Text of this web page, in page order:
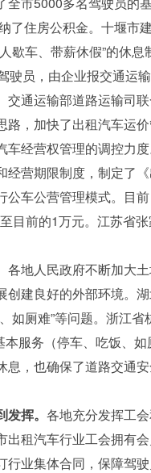
了住房公积金。十堰
歇车、带薪休假”的休
员，由企业报交通运
交通运输部道路运输司
，加快了出租汽车运
经营权管理的调控力
营期限制度，制定了
车公营管理模式。目
目前的1万元。江苏省
各地人民政府不断加大
建良好的外部环境。
如厕难”等问题。浙江
服务（停车、吃饭、
，也确保了道路交通
挥。 各地充分发挥工
租汽车行业工会拥有
业集体合同，保障驾